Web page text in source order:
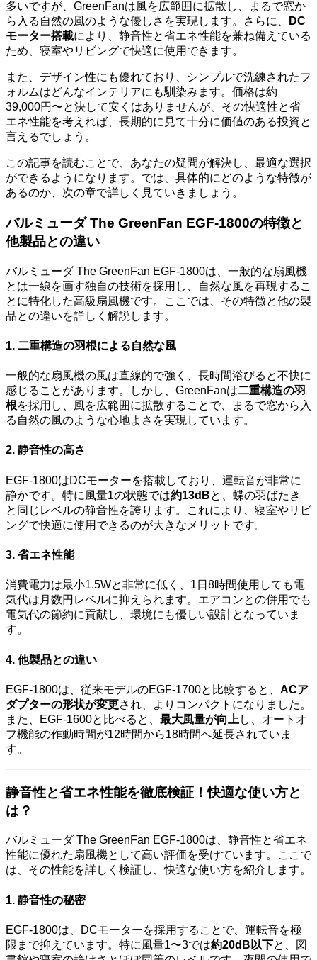
多いですが、GreenFanは風を広範囲に拡散し、まるで窓か
ら入る自然の風のような優しさを実現します。さらに、
DC
モーター搭載により、静音性と省エネ性能を兼ね備えている
ため、寝室やリビングで快適に使用できます。
また、デザイン性にも優れており、シンプルで洗練されたフ
ォルムはどんなインテリアにも馴染みます。価格は約
39,000円〜と決して安くはありませんが、その快適性と省
エネ性能を考えれば、長期的に見て十分に価値のある投資と
言えるでしょう。
この記事を読むことで、あなたの疑問が解決し、最適な選択
ができるようになります。では、具体的にどのような特徴が
あるのか、次の章で詳しく見ていきましょう。
バルミューダ The GreenFan EGF-1800の特徴と
他製品との違い
バルミューダ The GreenFan EGF-1800は、一般的な扇風機
とは一線を画す独自の技術を採用し、自然な風を再現するこ
とに特化した高級扇風機です。ここでは、その特徴と他の製
品との違いを詳しく解説します。
1. 二重構造の羽根による自然な風
一般的な扇風機の風は直線的で強く、長時間浴びると不快に
感じることがあります。しかし、GreenFanは二重構造の羽
根を採用し、風を広範囲に拡散することで、まるで窓から入
る自然の風のような心地よさを実現しています。
2. 静音性の高さ
EGF-1800はDCモーターを搭載しており、運転音が非常に
静かです。特に風量1の状態では約13dBと、蝶の羽ばたき
と同じレベルの静音性を誇ります。これにより、寝室やリビ
ングで快適に使用できるのが大きなメリットです。
3. 省エネ性能
消費電力は最小1.5Wと非常に低く、1日8時間使用しても電
気代は月数円レベルに抑えられます。エアコンとの併用でも
電気代の節約に貢献し、環境にも優しい設計となっていま
す。
4. 他製品との違い
EGF-1800は、従来モデルのEGF-1700と比較すると、 ACア
ダプターの形状が変更され、よりコンパクトになりました。
また、EGF-1600と比べると、 最大風量が向上 し、オートオ
フ機能の作動時間が12時間から18時間へ延長されていま
す。
静音性と省エネ性能を徹底検証！快適な使い方と
は？
バルミューダ The GreenFan EGF-1800は、静音性と省エネ
性能に優れた扇風機として高い評価を受けています。ここで
は、その性能を詳しく検証し、快適な使い方を紹介します。
1. 静音性の秘密
EGF-1800は、DCモーターを採用することで、運転音を極
限まで抑えています。特に風量1〜3では約20dB以下と、図